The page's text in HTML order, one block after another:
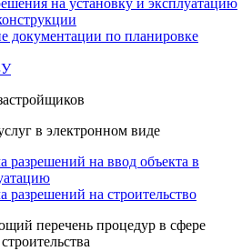
документации по планировке
в электронном виде
разрешений на ввод объекта в
разрешений на строительство
перечень процедур в сфере